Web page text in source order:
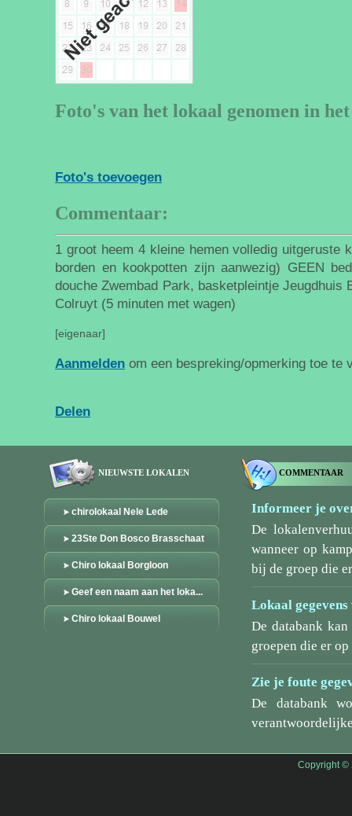
Foto's van het lokaal genomen in
Foto's toevoegen
Commentaar:
1 groot heem 4 kleine hemen volledig uitgeruste
borden en kookpotten zijn aanwezig) GEEN
douche Zwembad Park, basketpleintje Jeugdhuis
Colruyt (5 minuten met wagen)
[eigenaar]
Aanmelden om een bespreking/opmerking toe te
Delen
NIEUWSTE LOKALEN
chirolokaal Nele Lede
23Ste Don Bosco Brasschaat
Chiro lokaal Borgloon
Geef een naam aan het loka...
Chiro lokaal Bouwel
COMMENTAAR
Informeer je
De
wanneer op
bij de groep die
Lokaal
De databank
groepen die er
Zie je foute
De databank
Copyright ©